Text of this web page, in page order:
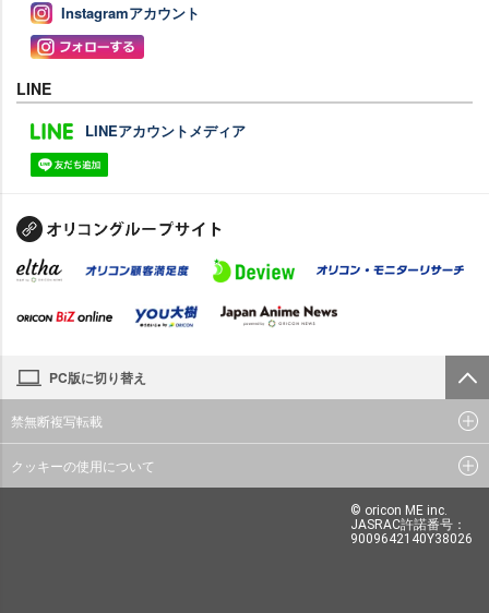
Instagramアカウント
LINE
LINEアカウントメディア
PC版に切り替え
禁無断複写転載
クッキーの使用について
© oricon ME inc.
JASRAC許諾番号：
9009642140Y38026